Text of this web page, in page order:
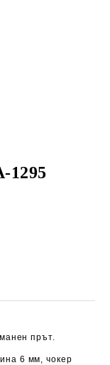
1295
прът.
6 мм, чокер